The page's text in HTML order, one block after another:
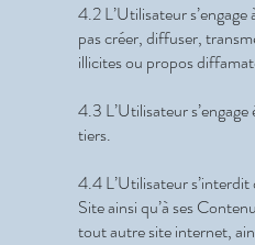
4.2 L’Utilisateur
pas créer, diffuser,
illicites ou propos
4.3 L’Utilisateur
tiers.
4.4 L’Utilisateur
Site ainsi qu’à ses
tout autre site internet,